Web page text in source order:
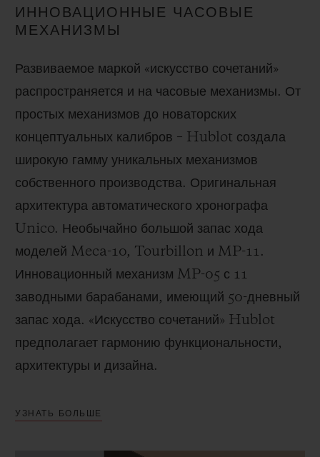
ИННОВАЦИОННЫЕ ЧАСОВЫЕ
МЕХАНИЗМЫ
Развиваемое маркой «искусство сочетаний»
распространяется и на часовые механизмы. От
простых механизмов до новаторских
концептуальных калибров – Hublot создала
широкую гамму уникальных механизмов
собственного производства. Оригинальная
архитектура автоматического хронографа
Unico. Необычайно большой запас хода
моделей Meca-10, Tourbillon и MP-11.
Инновационный механизм MP-05 с 11
заводными барабанами, имеющий 50-дневный
запас хода. «Искусство сочетаний» Hublot
предполагает гармонию функциональности,
архитектуры и дизайна.
УЗНАТЬ БОЛЬШЕ